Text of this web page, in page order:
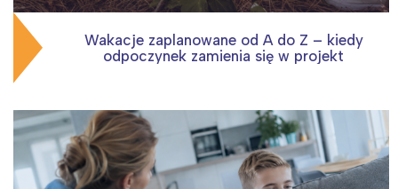
Wakacje zaplanowane od A do Z – kiedy
odpoczynek zamienia się w projekt